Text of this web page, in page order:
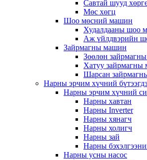
Савтай шууд
Мөс хөгц
Шоо мөсний машин
Худалдааны шоо
Аж үйлдвэрийн
Зайрмагны машин
Зөөлөн
Хатуу зайрмагны
Шарсан
Нарны эрчим хүчний
Нарны эрчим хүчний
Нарны хавтан
Нарны Inverter
Нарны хянагч
Нарны холигч
Нарны зай
Нарны
Нарны усны насос